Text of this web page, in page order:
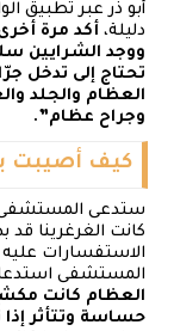
أبو ذر عبر تطبيق
دليلة، أكد مرة
ووجد الشرايين
تحتاج إلى تدخل
العظام والجلد
وجراح عظام”.
كيف أصيبت
ستدعى المستشفى
كانت الغرغرينا
الاستفسارات عليه
المستشفى
العظام كانت
حساسة وتتأثر